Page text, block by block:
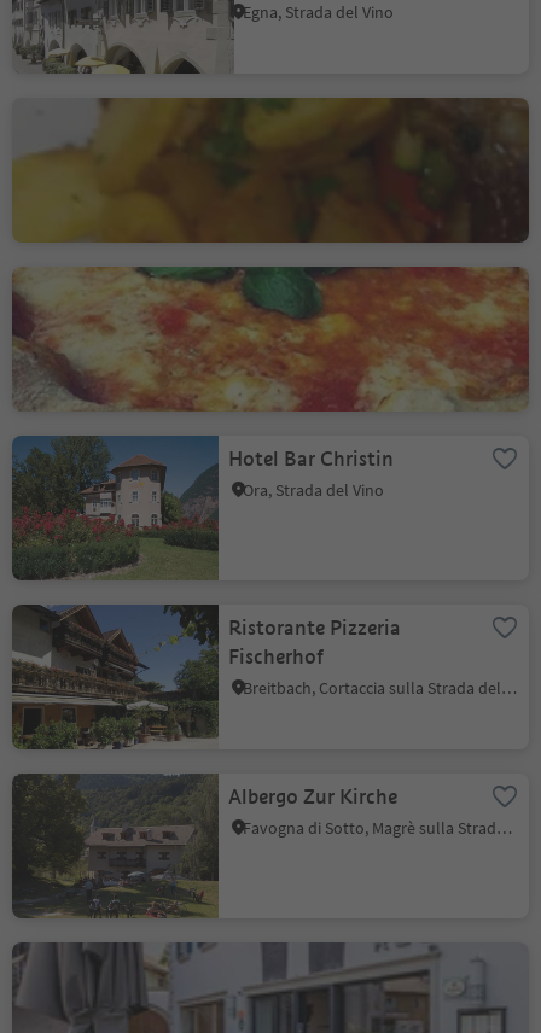
Egna, Strada del Vino
Ristorante Pizzeria Bar
Rio Nero
Ora, Strada del Vino
Hotel Bar Christin
Ora, Strada del Vino
Ristorante Pizzeria
Fischerhof
Breitbach, Cortaccia sulla Strada del Vino, Strada del Vino
Albergo Zur Kirche
Favogna di Sotto, Magrè sulla Strada del Vino, Strada del Vino
Hotel Ristorante Elefant
Ora, Strada del Vino